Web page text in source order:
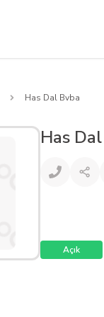
Has Dal Bvba
Has
Açık